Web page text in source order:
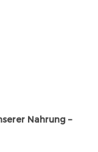
Nahrung –